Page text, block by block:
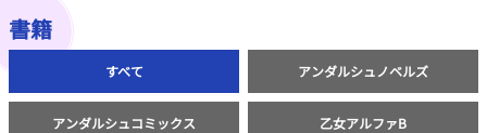
書籍
すべて アンダルシュノベルズ
アンダルシュコミックス 乙女アルファB